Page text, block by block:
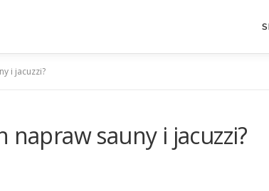
i jacuzzi?
napraw sauny i jacuzzi?